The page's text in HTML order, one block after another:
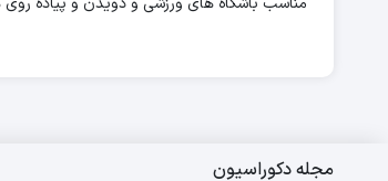
مجله دکوراسیون